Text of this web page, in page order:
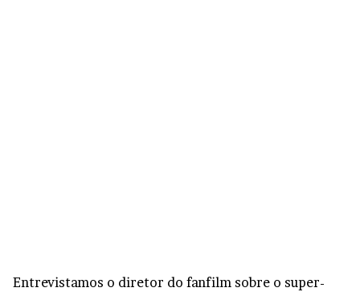
Entrevistamos o diretor do fanfilm sobre o super-